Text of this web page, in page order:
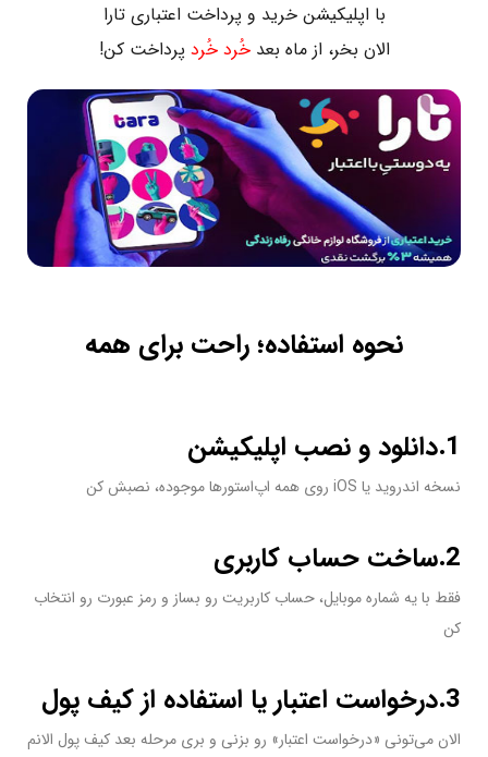
با اپلیکیشن خرید و پرداخت اعتباری تارا
الان بخر، از ماه بعدخُرد خُرد پرداخت کن!
نحوه استفاده؛ راحت برای همه
1.دانلود و نصب اپلیکیشن
نسخه اندروید یا iOS روی همه اپ‌استورها موجوده، نصبش کن
2.ساخت حساب کاربری
فقط با یه شماره موبایل، حساب کاربریت رو بساز و رمز عبورت رو انتخاب
کن
3.درخواست اعتبار یا استفاده از کیف پول
الان می‌تونی «درخواست اعتبار» رو بزنی و بری مرحله بعد کیف پول الانم